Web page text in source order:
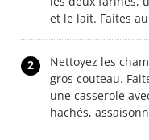
et le lait. Faites
2 Nettoyez les
gros couteau.
une casserole
hachés,